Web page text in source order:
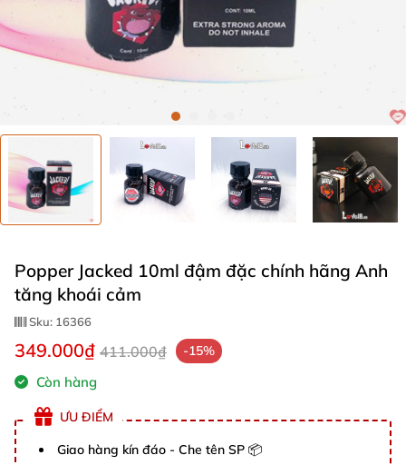
Popper Jacked 10ml đậm đặc chính hãng Anh
tăng khoái cảm
Sku: 16366
349.000₫ 411.000₫ -15%
Còn hàng
ƯU ĐIỂM
Giao hàng kín đáo - Che tên SP 📦